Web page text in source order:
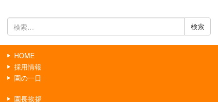
検
索:
HOME
採用情報
園の一日
園長挨拶